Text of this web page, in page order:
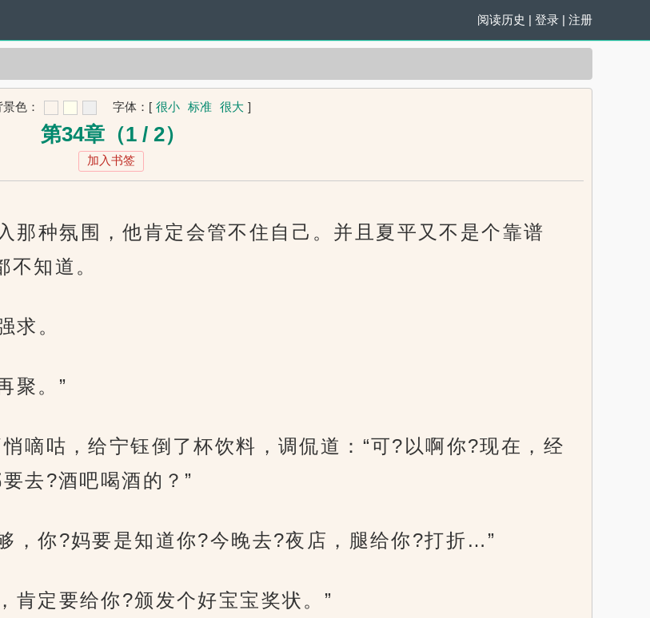
阅读历史 | 登录 | 注册
色： 字体： [ 很小 标准 很大 ]
第34章（1 / 2）
加入书签
那种氛围，他肯定会管不住自己。并且夏平又不是个靠谱
知道。
求。
聚。”
嘀咕，给宁钰倒了杯饮料，调侃道：“可?以啊你?现在，经
去?酒吧喝酒的？”
，你?妈要是知道你?今晚去?夜店，腿给你?打折…”
肯定要给你?颁发个好宝宝奖状。”